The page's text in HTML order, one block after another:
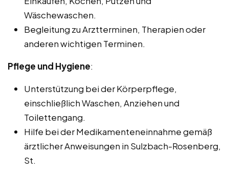
Wäschewaschen.
Begleitung zu Arztterminen, Therapien oder
anderen wichtigen Terminen.
Pflege und Hygiene:
Unterstützung bei der Körperpflege,
einschließlich Waschen, Anziehen und
Toilettengang.
Hilfe bei der Medikamenteneinnahme gemäß
ärztlicher Anweisungen in Sulzbach-Rosenberg,
St.